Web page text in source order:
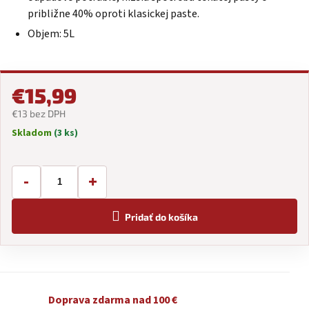
približne 40% oproti klasickej paste.
Objem: 5L
€15,99
€13 bez DPH
Jednotková
Skladom (3 ks)
- +
Pridať do košíka
Doprava zdarma nad 100 €